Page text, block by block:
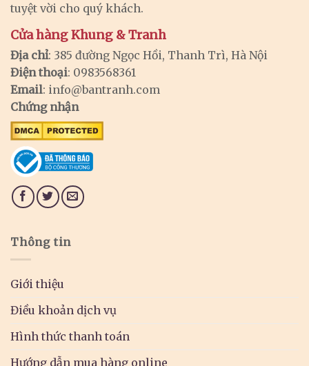
tuyệt vời cho quý khách.
Cửa hàng Khung & Tranh
Địa chỉ: 385 đường Ngọc Hồi, Thanh Trì, Hà Nội
Điện thoại: 0983568361
Email: info@bantranh.com
Chứng nhận
Thông tin
Giới thiệu
Điều khoản dịch vụ
Hình thức thanh toán
Hướng dẫn mua hàng online